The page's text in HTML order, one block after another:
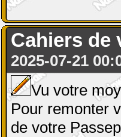
Cahiers de
2025-07-21
Vu votre
Pour remonter
de votre